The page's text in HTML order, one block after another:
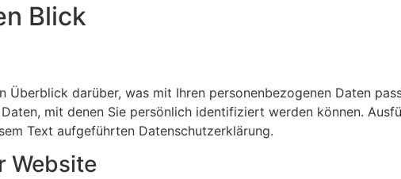
Blick
Überblick darüber, was mit Ihren personenbezogenen Daten
Daten, mit denen Sie persönlich identifiziert werden können.
Text aufgeführten Datenschutzerklärung.
Website